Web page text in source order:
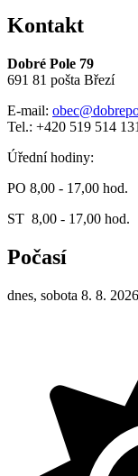
Kontakt
Dobré Pole 79
691 81 pošta Březí
E-mail:
Tel.: +420 519 514 131
Úřední hodiny:
PO 8,00 - 17,00 hod.
ST 8,00 - 17,00 hod.
Počasí
dnes, sobota 8. 8. 2026